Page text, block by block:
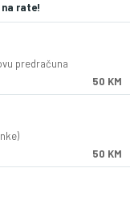
na rate!
predračuna
50 KM
50 KM